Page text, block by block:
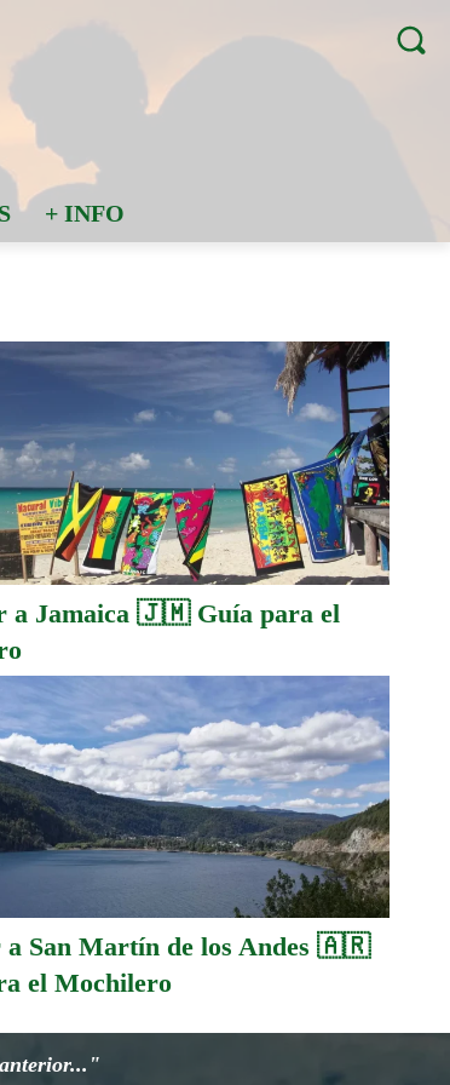
+ INFO
a Jamaica 🇯🇲 Guía para el
a San Martín de los Andes 🇦🇷
el Mochilero